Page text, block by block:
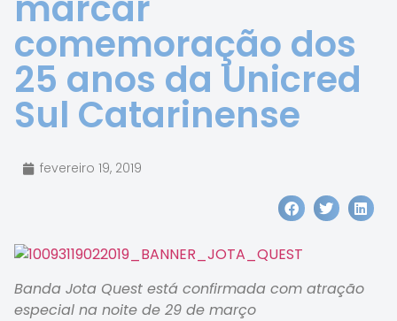
comemoração dos
25 anos da Unicred
Sul Catarinense
fevereiro 19, 2019
Banda Jota Quest está confirmada com atração
especial na noite de 29 de março